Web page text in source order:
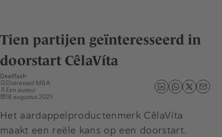
Tien partijen geïnteresseerd in
doorstart CêlaVíta
Dealflash
Distressed M&A
Een auteur
18 augustus 2025
Het aardappelproductenmerk CêlaVíta
maakt een reële kans op een doorstart.